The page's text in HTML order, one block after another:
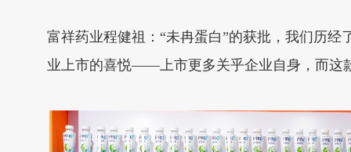
富祥药业程健祖：“未冉蛋白”的获批，我们历
业上市的喜悦——上市更多关乎企业自身，而这